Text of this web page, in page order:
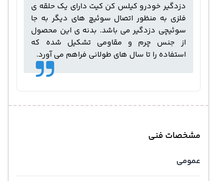
دزدگیر خودرو کیلس کن کیت دارای یک حلقه ی
فلزی به منظور اتصال سوئیچ های دیگر به جا
سوئیچی دزدگیر می باشد. بدنه ی این محصول
از جنس چرم و مقاومی تشکیل شده که
استفاده را تا سال های طولانی فراهم می آورد.
مشخصات فنی
عمومی